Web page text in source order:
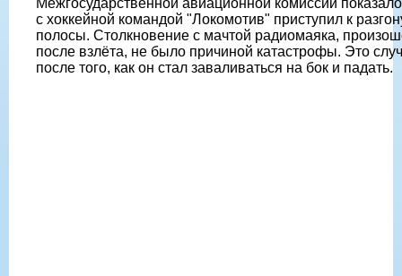
Межгосударственной авиационной комиссии
с хоккейной командой "Локомотив" приступил к
полосы. Столкновение с мачтой радиомаяка,
после взлёта, не было причиной катастрофы. Это
после того, как он стал заваливаться на бок и падать.